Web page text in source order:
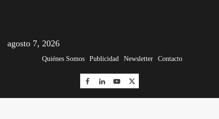
agosto 7, 2026
Quiénes Somos Publicidad Newsletter Contacto